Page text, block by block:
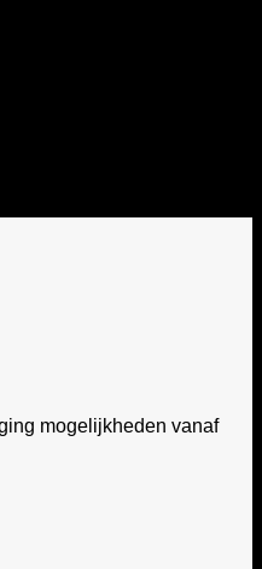
mogelijkheden vanaf